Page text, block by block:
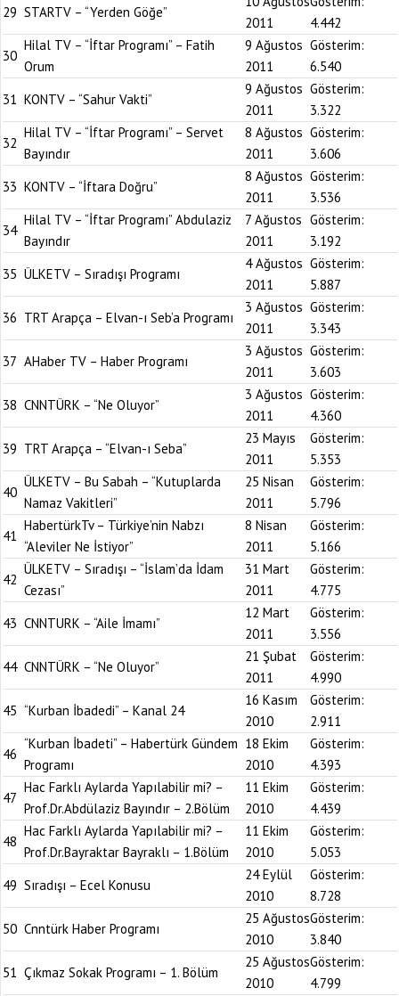
29 STARTV – “Yerden Göğe”
2011
4.442
30
Hilal TV – “İftar Programı” – Fatih
Orum
9 Ağustos
2011
Gösterim:
6.540
31 KONTV – “Sahur Vakti”
9 Ağustos
2011
Gösterim:
3.322
32
Hilal TV – “İftar Programı” – Servet
Bayındır
8 Ağustos
2011
Gösterim:
3.606
33 KONTV – “İftara Doğru”
8 Ağustos
2011
Gösterim:
3.536
34
Hilal TV – “İftar Programı” Abdulaziz
Bayındır
7 Ağustos
2011
Gösterim:
3.192
35 ÜLKETV – Sıradışı Programı
4 Ağustos
2011
Gösterim:
5.887
36 TRT Arapça – Elvan-ı Seb’a Programı
3 Ağustos
2011
Gösterim:
3.343
37 AHaber TV – Haber Programı
3 Ağustos
2011
Gösterim:
3.603
38 CNNTÜRK – “Ne Oluyor”
3 Ağustos
2011
Gösterim:
4.360
39 TRT Arapça – “Elvan-ı Seba”
23 Mayıs
2011
Gösterim:
5.353
40
ÜLKETV – Bu Sabah – “Kutuplarda
Namaz Vakitleri”
25 Nisan
2011
Gösterim:
5.796
41
HabertürkTv – Türkiye’nin Nabzı
“Aleviler Ne İstiyor”
8 Nisan
2011
Gösterim:
5.166
42
ÜLKETV – Sıradışı – “İslam’da İdam
Cezası”
31 Mart
2011
Gösterim:
4.775
43 CNNTURK – “Aile İmamı”
12 Mart
2011
Gösterim:
3.556
44 CNNTÜRK – “Ne Oluyor”
21 Şubat
2011
Gösterim:
4.990
45 “Kurban İbadedi” – Kanal 24
16 Kasım
2010
Gösterim:
2.911
46
“Kurban İbadeti” – Habertürk Gündem
Programı
18 Ekim
2010
Gösterim:
4.393
47
Hac Farklı Aylarda Yapılabilir mi? –
Prof.Dr.Abdülaziz Bayındır – 2.Bölüm
11 Ekim
2010
Gösterim:
4.439
48
Hac Farklı Aylarda Yapılabilir mi? –
Prof.Dr.Bayraktar Bayraklı – 1.Bölüm
11 Ekim
2010
Gösterim:
5.053
49 Sıradışı – Ecel Konusu
24 Eylül
2010
Gösterim:
8.728
50 Cnntürk Haber Programı
25 Ağustos
2010
Gösterim:
3.840
51 Çıkmaz Sokak Programı – 1. Bölüm
25 Ağustos
2010
Gösterim:
4.799